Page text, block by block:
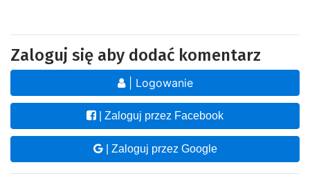
Zaloguj się aby dodać komentarz
| Logowanie
| Zaloguj przez Facebook
| Zaloguj przez Google